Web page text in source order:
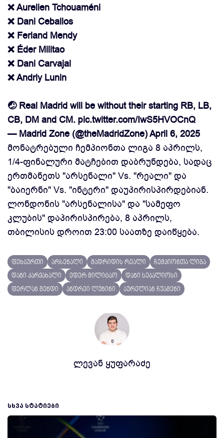
❌ Aurelien Tchouaméni
❌ Dani Ceballos
❌ Ferland Mendy
❌ Éder Militao
❌ Dani Carvajal
❌ Andriy Lunin
🤕 Real Madrid will be without their starting RB, LB,
CB, DM and CM. pic.twitter.com/IwS5HVOCnQ
— Madrid Zone (@theMadridZone)April 6, 2025
მონატრებული ჩემპიონთა ლიგა 8 აპრილს,
1/4-ფინალური მატჩებით დაბრუნდება, სადაც
ერთმანეთს "არსენალი" Vs. "რეალი" და
"ბაიერნი" Vs. "ინტერი" დაუპირისპირდებიან.
ლონდონის "არსენალისა" და "სამეფო
კლუბის" დაპირისპირება, 8 აპრილს,
თბილისის დროით 23:00 საათზე დაიწყება.
ფეხბურთი არსენალი მადრიდის რეალი
ჩემპიონთა ლიგა
დანი კარვახალი
ედერ მილიტაო
დანი სებალიოსი
ფერლან მენდი
ანდრეი ლუნინი აურელიან ჩუამენი
ლევან ყუფარაძე
ᲡᲮᲕᲐ ᲡᲢᲐᲢᲘᲔᲑᲘ